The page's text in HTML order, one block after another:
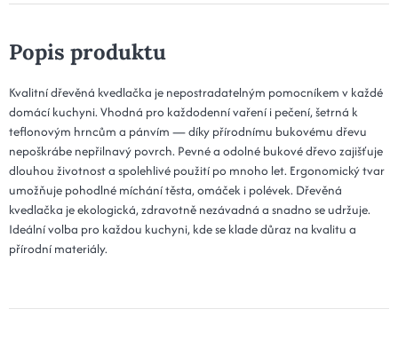
Popis produktu
Kvalitní dřevěná kvedlačka je nepostradatelným pomocníkem v každé
domácí kuchyni. Vhodná pro každodenní vaření i pečení, šetrná k
teflonovým hrncům a pánvím — díky přírodnímu bukovému dřevu
nepoškrábe nepřilnavý povrch. Pevné a odolné bukové dřevo zajišťuje
dlouhou životnost a spolehlivé použití po mnoho let. Ergonomický tvar
umožňuje pohodlné míchání těsta, omáček i polévek. Dřevěná
kvedlačka je ekologická, zdravotně nezávadná a snadno se udržuje.
Ideální volba pro každou kuchyni, kde se klade důraz na kvalitu a
přírodní materiály.